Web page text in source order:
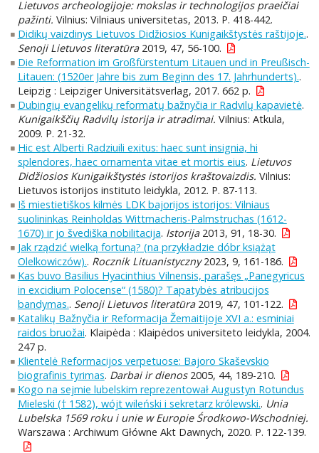
Lietuvos archeologijoje: mokslas ir technologijos praeičiai
pažinti. Vilnius: Vilniaus universitetas, 2013. P. 418-442.
Didikų vaizdinys Lietuvos Didžiosios Kunigaikštystės raštijoje..
Senoji Lietuvos literatūra2019, 47, 56-100.
Die Reformation im Großfürstentum Litauen und in Preußisch-
Litauen: (1520er Jahre bis zum Beginn des 17. Jahrhunderts)..
Leipzig : Leipziger Universitätsverlag, 2017. 662 p.
Dubingių evangelikų reformatų bažnyčia ir Radvilų kapavietė.
Kunigaikščių Radvilų istorija ir atradimai. Vilnius: Atkula,
2009. P. 21-32.
Hic est Alberti Radziuili exitus: haec sunt insignia, hi
splendores, haec ornamenta vitae et mortis eius. Lietuvos
Didžiosios Kunigaikštystės istorijos kraštovaizdis. Vilnius:
Lietuvos istorijos instituto leidykla, 2012. P. 87-113.
Iš miestietiškos kilmės LDK bajorijos istorijos: Vilniaus
suolininkas Reinholdas Wittmacheris-Palmstruchas (1612-
1670) ir jo švediška nobilitacija. Istorija2013, 91, 18-30.
Jak rządzić wielką fortuną? (na przykładzie dóbr książąt
Olelkowiczów).. Rocznik Lituanistyczny2023, 9, 161-186.
Kas buvo Basilius Hyacinthius Vilnensis, parašęs „Panegyricus
in excidium Polocense“ (1580)? Tapatybės atribucijos
bandymas.. Senoji Lietuvos literatūra2019, 47, 101-122.
Katalikų Bažnyčia ir Reformacija Žemaitijoje XVI a.: esminiai
raidos bruožai. Klaipėda : Klaipėdos universiteto leidykla, 2004.
247 p.
Klientelė Reformacijos verpetuose: Bajoro Skaševskio
biografinis tyrimas. Darbai ir dienos2005, 44, 189-210.
Kogo na sejmie lubelskim reprezentował Augustyn Rotundus
Mieleski († 1582), wójt wileński i sekretarz królewski.. Unia
Lubelska 1569 roku i unie w Europie Środkowo-Wschodniej.
Warszawa : Archiwum Główne Akt Dawnych, 2020. P. 122-139.